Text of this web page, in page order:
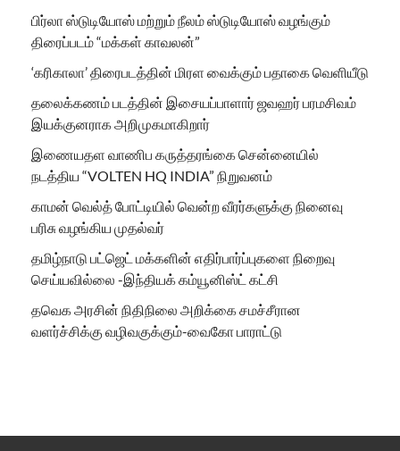
பிர்லா ஸ்டுடியோஸ் மற்றும் நீலம் ஸ்டுடியோஸ் வழங்கும்
திரைப்படம் “மக்கள் காவலன்”
‘கரிகாலா’ திரைபடத்தின் மிரள வைக்கும் பதாகை வெளியீடு
தலைக்கணம் படத்தின் இசையப்பாளார் ஜவஹர் பரமசிவம்
இயக்குனராக அறிமுகமாகிறார்
இணையதள வாணிப கருத்தரங்கை சென்னையில்
நடத்திய “VOLTEN HQ INDIA” நிறுவனம்
காமன் வெல்த் போட்டியில் வென்ற வீரர்களுக்கு நினைவு
பரிசு வழங்கிய முதல்வர்
தமிழ்நாடு பட்ஜெட் மக்களின் எதிர்பார்ப்புகளை நிறைவு
செய்யவில்லை -இந்தியக் கம்யூனிஸ்ட் கட்சி
தவெக அரசின் நிதிநிலை அறிக்கை சமச்சீரான
வளர்ச்சிக்கு வழிவகுக்கும்-வைகோ பாராட்டு